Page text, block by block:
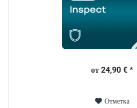
от 24,90 € *
Отметка